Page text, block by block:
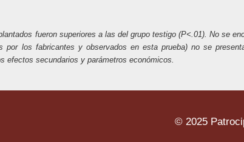
fueron superiores a las del grupo testigo (P<.01). No se
por los fabricantes y observados en esta prueba) no se
efectos secundarios y parámetros económicos.
© 2025